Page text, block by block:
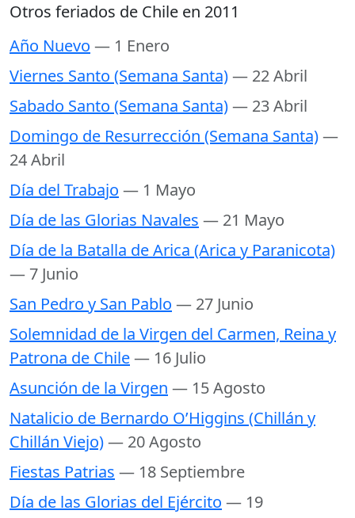
Otros feriados de Chile en 2011
Año Nuevo — 1 Enero
Viernes Santo (Semana Santa)— 22 Abril
Sabado Santo (Semana Santa)— 23 Abril
Domingo de Resurrección (Semana Santa)—
24 Abril
Día del Trabajo — 1 Mayo
Día de las Glorias Navales — 21 Mayo
Día de la Batalla de Arica (Arica y Paranicota)
— 7 Junio
San Pedro y San Pablo — 27 Junio
Solemnidad de la Virgen del Carmen, Reina y
Patrona de Chile— 16 Julio
Asunción de la Virgen — 15 Agosto
Natalicio de Bernardo O’Higgins (Chillán y
Chillán Viejo)— 20 Agosto
Fiestas Patrias — 18 Septiembre
Día de las Glorias del Ejército — 19